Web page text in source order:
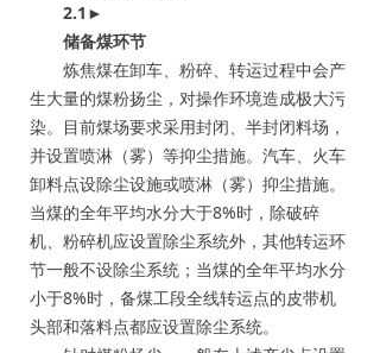
2.1 ►
储备煤环节
炼焦煤在卸车、粉碎、转运过程中会产
生大量的煤粉扬尘，对操作环境造成极大污
染。目前煤场要求采用封闭、半封闭料场，
并设置喷淋（雾）等抑尘措施。汽车、火车
卸料点设除尘设施或喷淋（雾）抑尘措施。
当煤的全年平均水分大于8%时，除破碎
机、粉碎机应设置除尘系统外，其他转运环
节一般不设除尘系统；当煤的全年平均水分
小于8%时，备煤工段全线转运点的皮带机
头部和落料点都应设置除尘系统。